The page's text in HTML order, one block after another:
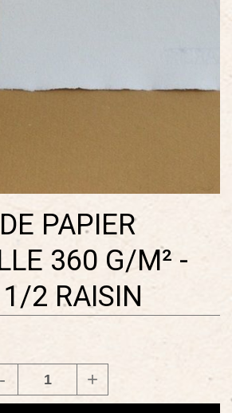
PAPIER
360 G/M² -
2 RAISIN